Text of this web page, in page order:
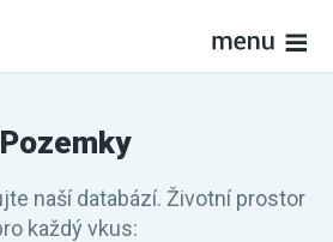
Pozemky
naší databází. Životní prostor
každý vkus: